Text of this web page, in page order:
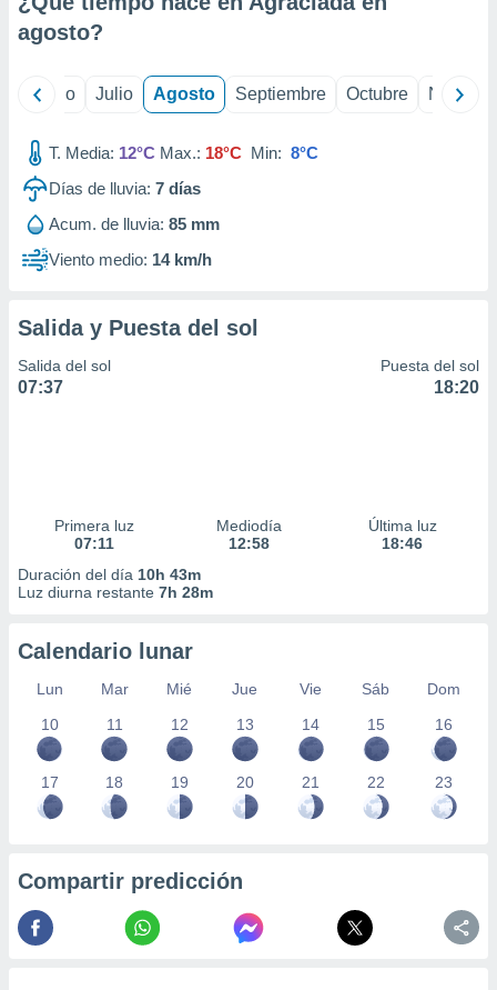
e
publicidad
publicidad
de
agosto?
Junio Julio Agosto Septiembre Octubre
T. Media: 12°C Max.: 18°C Min: 8°C
Días de lluvia: 7 días
Acum. de lluvia: 85 mm
Viento medio: 14 km/h
Salida y Puesta del sol
Salida del sol
07:37
Puesta del sol
18:20
Primera luz
07:11
Mediodía
12:58
Última luz
18:46
Duración del día 10h 43m
Luz diurna restante 7h 28m
Calendario lunar
Lun Mar Mié Jue Vie Sáb
Dom
10
11 12 13 14 15 16
17 18 19 20 21 22 23
Compartir predicción